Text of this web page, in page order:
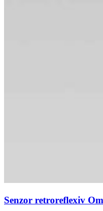
Senzor retroreflexiv